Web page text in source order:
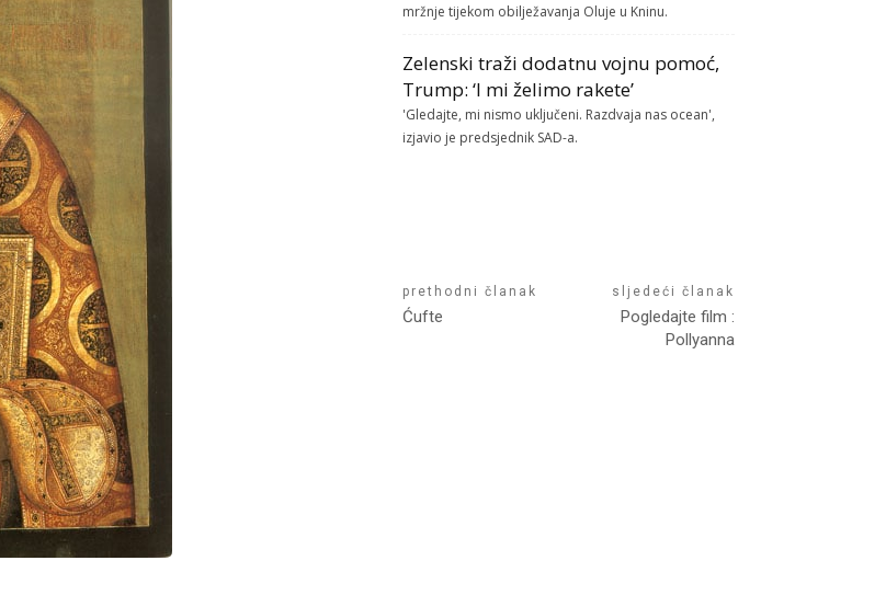
mržnje tijekom obilježavanja Oluje u Kninu.
Zelenski traži dodatnu vojnu pomoć,
Trump: ‘I mi želimo rakete’
'Gledajte, mi nismo uključeni. Razdvaja nas ocean',
izjavio je predsjednik SAD-a.
prethodni članak
Ćufte
sljedeći članak
Pogledajte film :
Pollyanna